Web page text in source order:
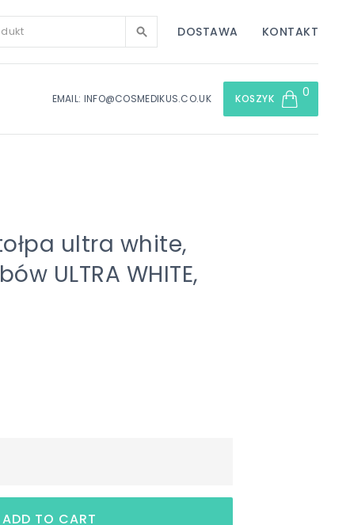
DOSTAWA KONTAKT
EMAIL: INFO@COSMEDIKUS.CO.UK KOSZYK 0
ultra white,
ULTRA WHITE,